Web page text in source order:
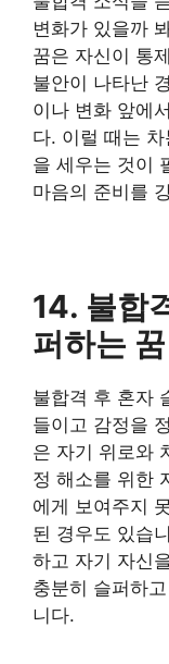
변화가 있을까
꿈은 자신이 통
불안이 나타난
이나 변화 앞에
다. 이럴 때는
을 세우는 것이
마음의 준비를
14. 불합
퍼하는 꿈
불합격 후 혼자
들이고 감정을
은 자기 위로와
정 해소를 위한
에게 보여주지
된 경우도 있습
하고 자기 자신
충분히 슬퍼하
니다.